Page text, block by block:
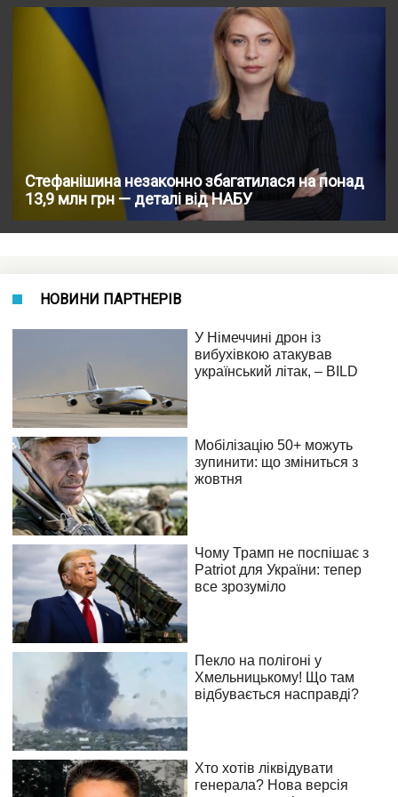
Стефанішина незаконно збагатилася на понад
13,9 млн грн — деталі від НАБУ
НОВИНИ ПАРТНЕРІВ